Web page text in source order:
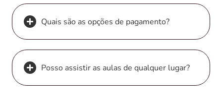
Quais são as opções de pagamento?
Posso assistir as aulas de qualquer lugar?